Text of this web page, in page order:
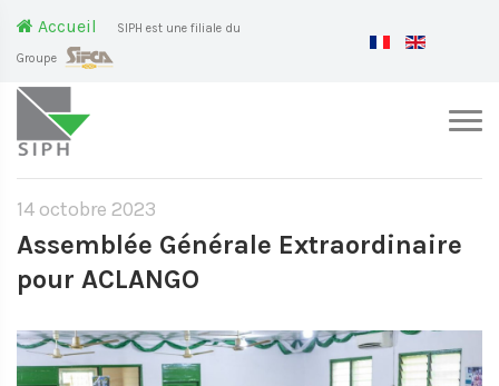
Accueil SIPH est une filiale du
Groupe
14 octobre 2023
Assemblée Générale Extraordinaire
pour ACLANGO